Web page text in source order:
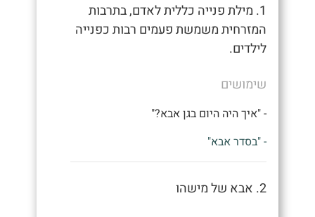
1. מילת פנייה כללית לאדם, בתרבות
המזרחית משמשת פעמים רבות כפנייה
לילדים.
שימושים
- "איך היה היום בגן אבא?"
- "בסדר אבא"
2. אבא של מישהו